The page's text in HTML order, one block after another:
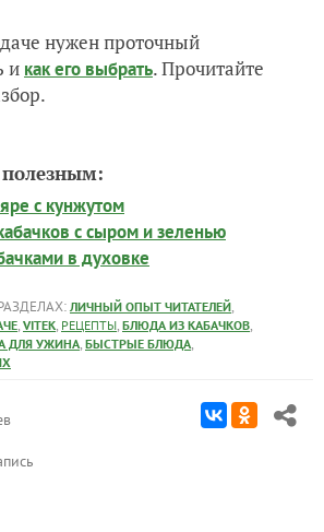
нужен проточный
и как его выбрать. Прочитайте
с кунжутом
с сыром и зеленью
в духовке
ЛИЧНЫЙ ОПЫТ ЧИТАТЕЛЕЙ,
, VITEK, РЕЦЕПТЫ, БЛЮДА ИЗ КАБАЧКОВ,
ДЛЯ УЖИНА, БЫСТРЫЕ БЛЮДА,